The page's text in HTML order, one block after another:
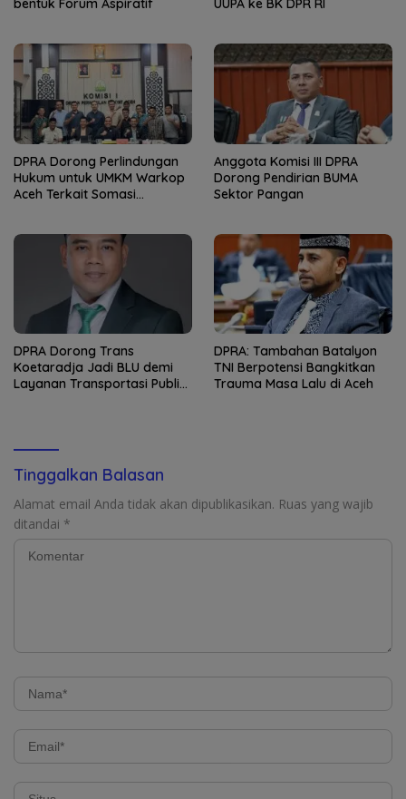
bentuk Forum Aspiratif UUPA ke BK DPR RI
DPRA Dorong Perlindungan
Hukum untuk UMKM Warkop
Aceh Terkait Somasi
Anggota Komisi III DPRA
Dorong Pendirian BUMA
Sektor Pangan
DPRA Dorong Trans
Koetaradja Jadi BLU demi
Layanan Transportasi Publik
DPRA: Tambahan Batalyon
TNI Berpotensi Bangkitkan
Trauma Masa Lalu di Aceh
Tinggalkan Balasan
Alamat email Anda tidak akan dipublikasikan. Ruas yang wajib
ditandai *